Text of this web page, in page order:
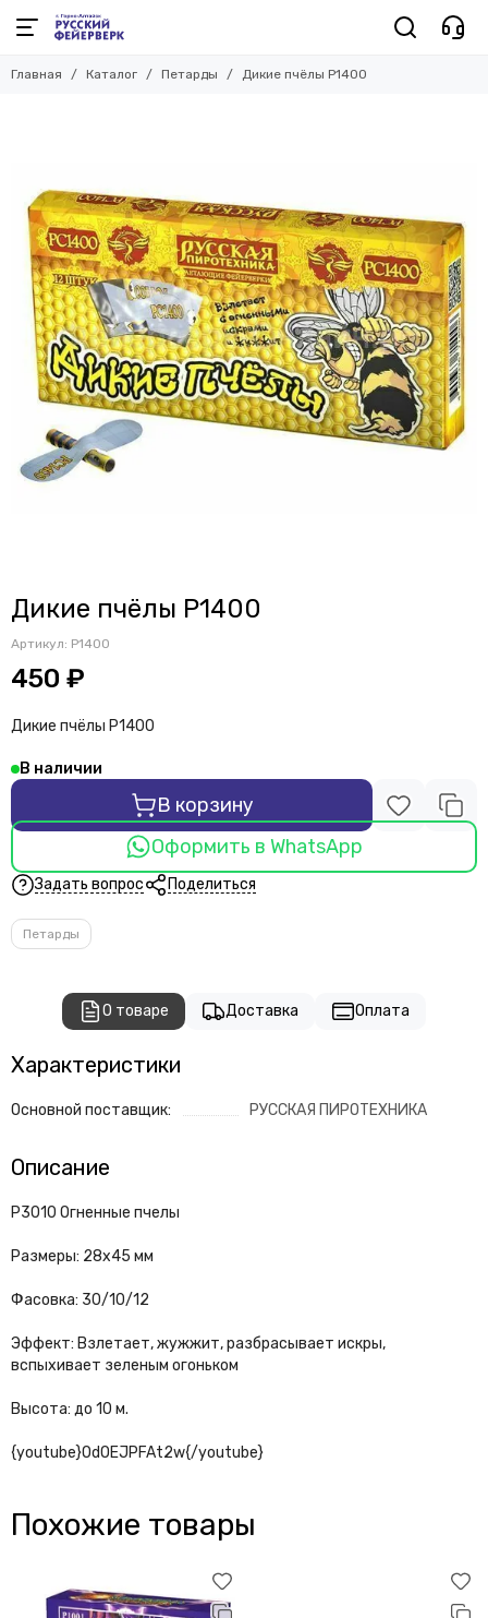
Главная Каталог Петарды Дикие пчёлы Р1400
Дикие пчёлы Р1400
Артикул: Р1400
450 ₽
Дикие пчёлы Р1400
В наличии
В корзину
Оформить в WhatsApp
Задать вопрос Поделиться
Петарды
О товаре Доставка Оплата
Характеристики
Основной поставщик: РУССКАЯ ПИРОТЕХНИКА
Описание
Р3010 Огненные пчелы
Размеры: 28х45 мм
Фасовка: 30/10/12
Эффект: Взлетает, жужжит, разбрасывает искры,
вспыхивает зеленым огоньком
Высота: до 10 м.
{youtube}OdOEJPFAt2w{/youtube}
Похожие товары